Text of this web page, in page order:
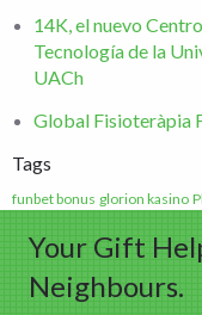
14K, el nuevo
Tecnología de la
UACh
Global Fisioteràpia
Tags
funbet bonus glorion kasino
Your Gift
Neighbours.